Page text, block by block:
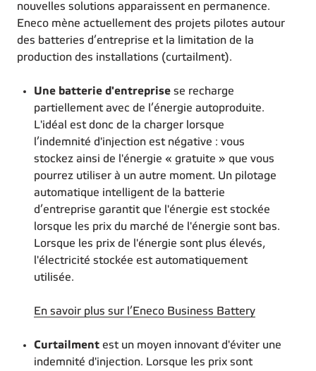
nouvelles solutions apparaissent en permanence.
Eneco mène actuellement des projets pilotes autour
des batteries d’entreprise et la limitation de la
production des installations (curtailment).
Une batterie d'entreprise se recharge
partiellement avec de l’énergie autoproduite.
L'idéal est donc de la charger lorsque
l’indemnité d'injection est négative : vous
stockez ainsi de l'énergie « gratuite » que vous
pourrez utiliser à un autre moment. Un pilotage
automatique intelligent de la batterie
d’entreprise garantit que l'énergie est stockée
lorsque les prix du marché de l'énergie sont bas.
Lorsque les prix de l'énergie sont plus élevés,
l'électricité stockée est automatiquement
utilisée.
En savoir plus sur l’Eneco Business Battery
Curtailment est un moyen innovant d'éviter une
indemnité d'injection. Lorsque les prix sont